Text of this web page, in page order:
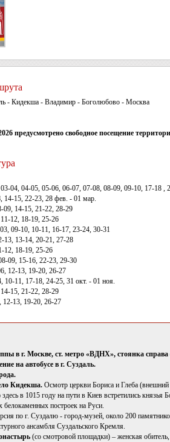
- Кидекша - Владимир - Боголюбово - Москва
предусмотрено свободное посещение
04, 04-05, 05-06, 06-07, 07-08, 08-09, 09-10, 17-18 ,
14-15, 22-23, 28 фев. - 01 мар.
09, 14-15, 21-22, 28-29
12, 18-19, 25-26
09-10, 10-11, 16-17, 23-24, 30-31
13, 13-14, 20-21, 27-28
12, 18-19, 25-26
09, 15-16, 22-23, 29-30
12-13, 19-20, 26-27
10-11, 17-18, 24-25, 31 окт. - 01 ноя.
15, 21-22, 28-29
12-13, 19-20, 26-27
в г. Москве, ст. метро «ВДНХ», стоянка
на автобусе в г. Суздаль.
Кидекша. Осмотр церкви Бориса и Глеба
здесь в 1015 году на пути в Киев встретились
белокаменных построек на Руси.
по г. Суздалю - город-музей, около 200
ансамбля Суздальского Кремля.
(со смотровой площадки) – женская